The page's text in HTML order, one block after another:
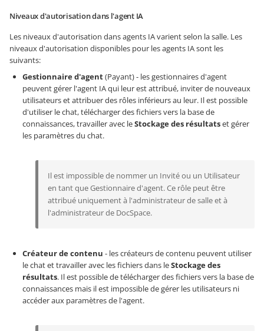
Niveaux d'autorisation dans l'agent IA
Les niveaux d'autorisation dans agents IA varient selon la salle. Les
niveaux d'autorisation disponibles pour les agents IA sont les
suivants:
Gestionnaire d'agent(Payant) - les gestionnaires d'agent
peuvent gérer l'agent IA qui leur est attribué, inviter de nouveaux
utilisateurs et attribuer des rôles inférieurs au leur. Il est possible
d'utiliser le chat, télécharger des fichiers vers la base de
connaissances, travailler avec leStockage des résultatset gérer
les paramètres du chat.
Il est impossible de nommer un Invité ou un Utilisateur
en tant que Gestionnaire d'agent. Ce rôle peut être
attribué uniquement à l'administrateur de salle et à
l'administrateur de DocSpace.
Créateur de contenu - les créateurs de contenu peuvent utiliser
le chat et travailler avec les fichiers dans leStockage des
résultats. Il est possible de télécharger des fichiers vers la base de
connaissances mais il est impossible de gérer les utilisateurs ni
accéder aux paramètres de l'agent.